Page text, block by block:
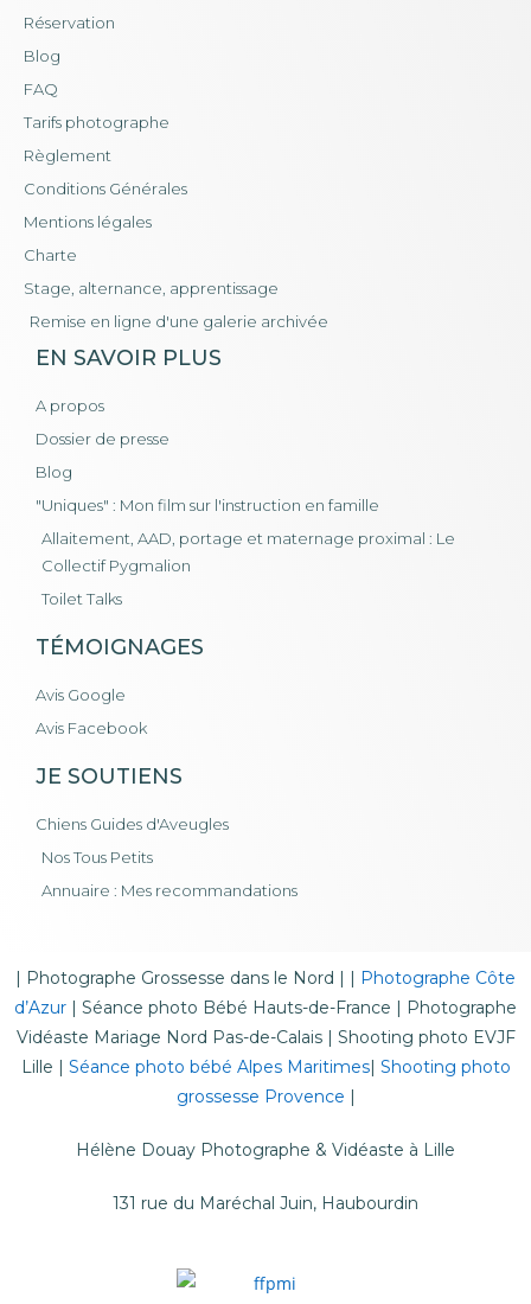
Réservation
Blog
FAQ
Tarifs photographe
Règlement
Conditions Générales
Mentions légales
Charte
Stage, alternance, apprentissage
Remise en ligne d'une galerie archivée
EN SAVOIR PLUS
A propos
Dossier de presse
Blog
"Uniques" : Mon film sur l'instruction en famille
Allaitement, AAD, portage et maternage proximal : Le
Collectif Pygmalion
Toilet Talks
TÉMOIGNAGES
Avis Google
Avis Facebook
JE SOUTIENS
Chiens Guides d'Aveugles
Nos Tous Petits
Annuaire : Mes recommandations
| Photographe Grossesse dans le Nord | | Photographe Côte
d’Azur | Séance photo Bébé Hauts-de-France | Photographe
Vidéaste Mariage Nord Pas-de-Calais| Shooting photo EVJF
Lille | Séance photo bébé Alpes Maritimes| Shooting photo
grossesse Provence |
Hélène Douay Photographe & Vidéaste à Lille
131 rue du Maréchal Juin, Haubourdin